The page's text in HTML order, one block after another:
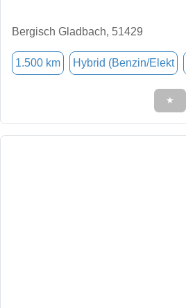
Bergisch Gladbach, 51429
1.500 km Hybrid (Benzin/Elekt
★